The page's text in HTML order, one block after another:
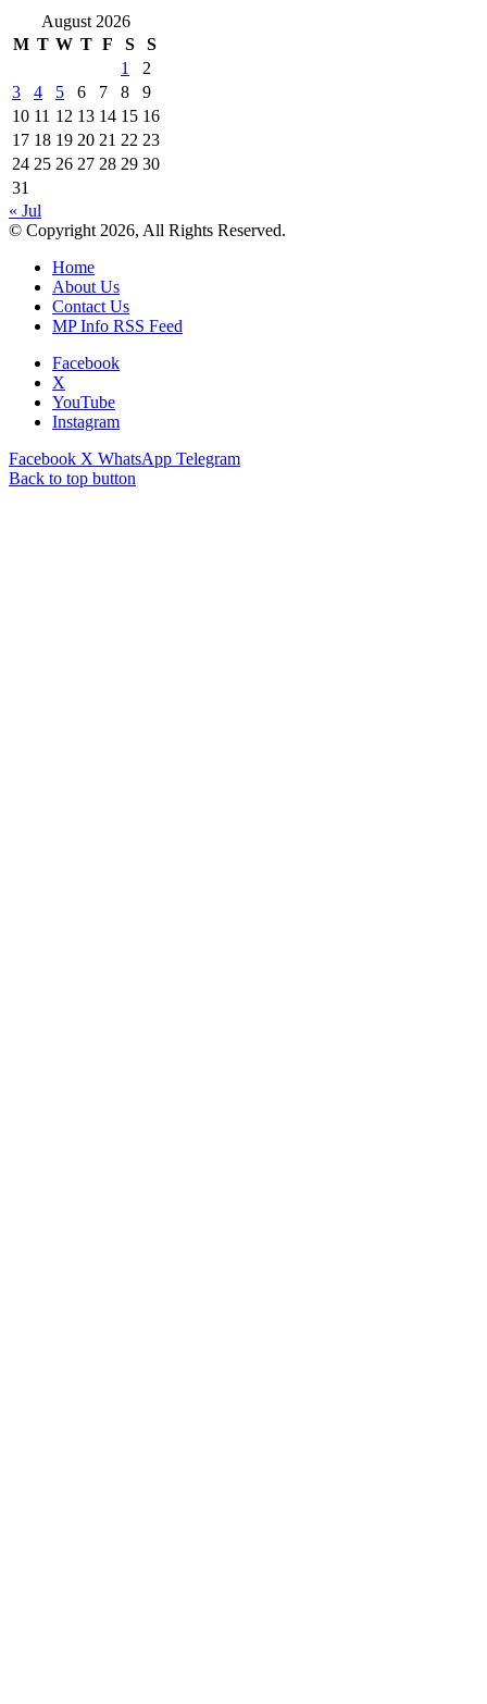
August 2026
M T W T F S
S
1
2
3
4 5 6 7 8
9
10 11 12 13 14 15 16
17 18 19 20 21 22 23
24 25 26 27 28 29 30
31
« Jul
© Copyright 2026, All Rights Reserved.
Home
About Us
Contact Us
MP Info RSS Feed
Facebook
X
YouTube
Instagram
Facebook X WhatsApp Telegram
Back to top button